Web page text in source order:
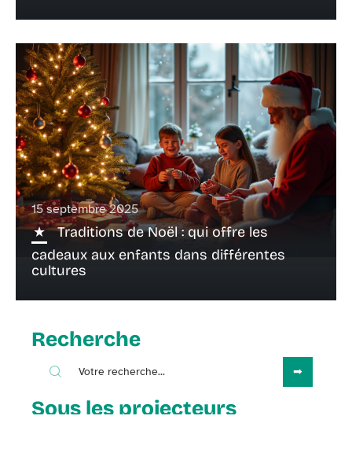
15 septembre 2025
Traditions de Noël : qui offre les
cadeaux aux enfants dans différentes
cultures
Recherche
Sous les projecteurs